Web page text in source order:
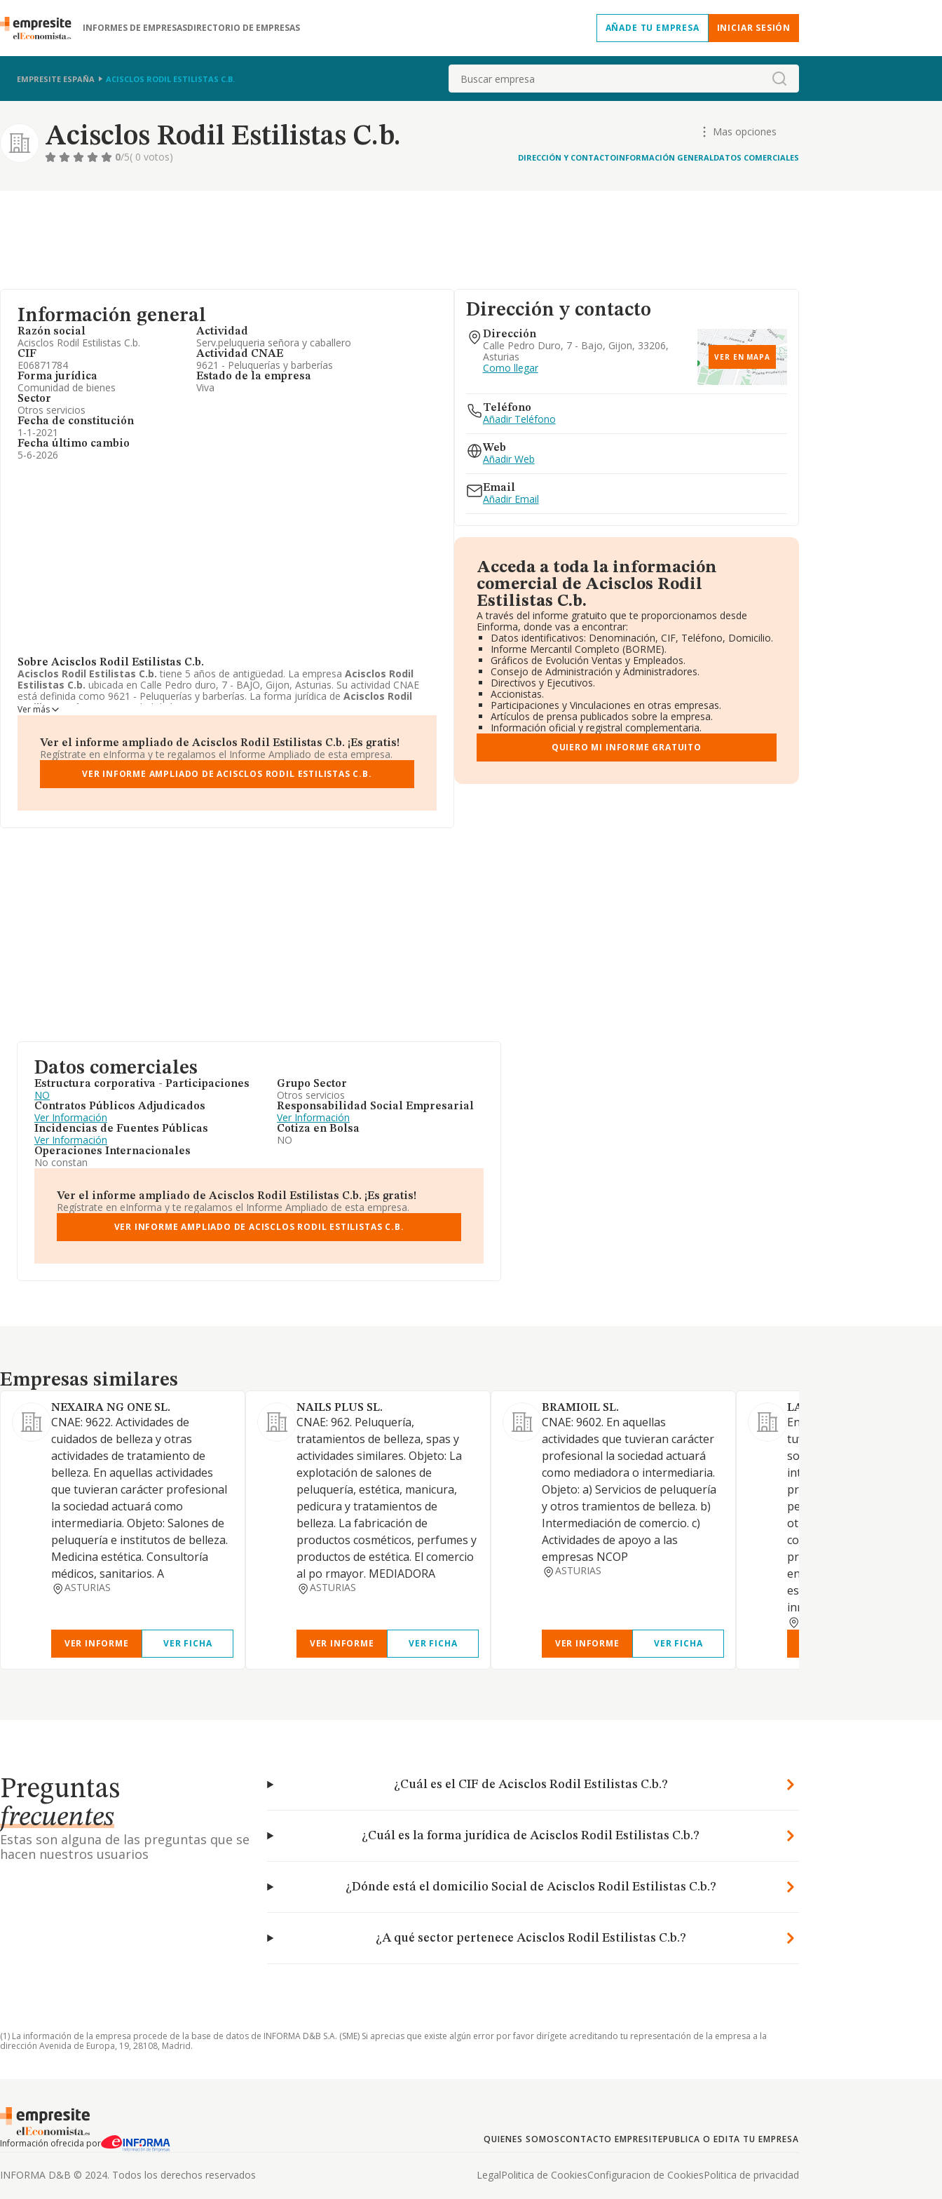
INFORMES DE EMPRESASDIRECTORIO DE EMPRESAS AÑADE TU EMPRESA INICIAR SESIÓN
EMPRESITE ESPAÑA ACISCLOS RODIL ESTILISTAS C.B. Buscar
Acisclos Rodil Estilistas C.b.
Mas opciones
0/5( 0 votos) DIRECCIÓN Y CONTACTOINFORMACIÓN GENERALDATOS COMERCIALES
Información general
Razón social
Acisclos Rodil Estilistas C.b.
CIF
E06871784
Forma jurídica
Comunidad de bienes
Sector
Otros servicios
Fecha de constitución
1-1-2021
Fecha último cambio
5-6-2026
Actividad
Serv.peluqueria señora y caballero
Actividad CNAE
9621 - Peluquerías y barberías
Estado de la empresa
Viva
Sobre Acisclos Rodil Estilistas C.b.
Acisclos Rodil Estilistas C.b. tiene 5 años de antigüedad. La empresa Acisclos Rodil
Estilistas C.b. ubicada en Calle Pedro duro, 7 - BAJO, Gijon, Asturias. Su actividad CNAE
está definida como 9621 - Peluquerías y barberías. La forma jurídica de Acisclos Rodil
Estilistas C.b.
es Comunidad de bienes.
Ver más
Ver el informe ampliado de Acisclos Rodil Estilistas C.b. ¡Es gratis!
Regístrate en eInforma y te regalamos el Informe Ampliado de esta empresa.
VER INFORME AMPLIADO DE ACISCLOS RODIL ESTILISTAS C.B.
Dirección y contacto
Dirección
Calle Pedro Duro, 7 - Bajo, Gijon, 33206,
Asturias
Como llegar
VER EN MAPA
Teléfono
Añadir Teléfono
Web
Añadir Web
Email
Añadir Email
Acceda a toda la información
comercial de Acisclos Rodil
Estilistas C.b.
A través del informe gratuito que te proporcionamos desde
Einforma, donde vas a encontrar:
Datos identificativos: Denominación, CIF, Teléfono, Domicilio.
Informe Mercantil Completo (BORME).
Gráficos de Evolución Ventas y Empleados.
Consejo de Administración y Administradores.
Directivos y Ejecutivos.
Accionistas.
Participaciones y Vinculaciones en otras empresas.
Artículos de prensa publicados sobre la empresa.
Información oficial y registral complementaria.
QUIERO MI INFORME GRATUITO
Datos comerciales
Estructura corporativa - Participaciones
NO
Contratos Públicos Adjudicados
Ver Información
Incidencias de Fuentes Públicas
Ver Información
Operaciones Internacionales
No constan
Grupo Sector
Otros servicios
Responsabilidad Social Empresarial
Ver Información
Cotiza en Bolsa
NO
Ver el informe ampliado de Acisclos Rodil Estilistas C.b. ¡Es gratis!
Regístrate en eInforma y te regalamos el Informe Ampliado de esta empresa.
VER INFORME AMPLIADO DE ACISCLOS RODIL ESTILISTAS C.B.
Empresas similares
Empresas similares
NEXAIRA NG ONE SL.
CNAE: 9622. Actividades de
cuidados de belleza y otras
actividades de tratamiento de
belleza. En aquellas actividades
que tuvieran carácter profesional
la sociedad actuará como
intermediaria. Objeto: Salones de
peluquería e institutos de belleza.
Medicina estética. Consultoría
médicos, sanitarios. A
ASTURIAS
VER INFORME VER FICHA
NAILS PLUS SL.
CNAE: 962. Peluquería,
tratamientos de belleza, spas y
actividades similares. Objeto: La
explotación de salones de
peluquería, estética, manicura,
pedicura y tratamientos de
belleza. La fabricación de
productos cosméticos, perfumes y
productos de estética. El comercio
al po rmayor. MEDIADORA
ASTURIAS
VER INFORME VER FICHA
BRAMIOIL SL.
CNAE: 9602. En aquellas
actividades que tuvieran carácter
profesional la sociedad actuará
como mediadora o intermediaria.
Objeto: a) Servicios de peluquería
y otros tramientos de belleza. b)
Intermediación de comercio. c)
Actividades de apoyo a las
empresas NCOP
ASTURIAS
VER INFORME VER FICHA
LA SALA STYLE ROOM SL
En aquellas actividades que
tuvieran carácter
sociedad actuará como
intermediaria. Objeto: La
prestación de servicios de
peluquería y estética.
otros tratamientos de
comercio al por menor de
productos cosméticos e
en establecimientos
especializados. Alquiler de
inmobiliarios por cuenta
Preguntas
frecuentes
Estas son alguna de las preguntas que se
hacen nuestros usuarios
¿Cuál es el CIF de Acisclos Rodil Estilistas C.b.?
¿Cuál es la forma jurídica de Acisclos Rodil Estilistas C.b.?
¿Dónde está el domicilio Social de Acisclos Rodil Estilistas C.b.?
¿A qué sector pertenece Acisclos Rodil Estilistas C.b.?
(1) La información de la empresa procede de la base de datos de INFORMA D&B S.A. (SME) Si aprecias que existe algún error por favor dirígete acreditando tu representación de la empresa a la
dirección Avenida de Europa, 19, 28108, Madrid.
Información ofrecida por QUIENES SOMOSCONTACTO EMPRESITEPUBLICA O EDITA TU EMPRESA
INFORMA D&B © 2024. Todos los derechos reservados LegalPolitica de CookiesConfiguracion de CookiesPolitica de privacidad